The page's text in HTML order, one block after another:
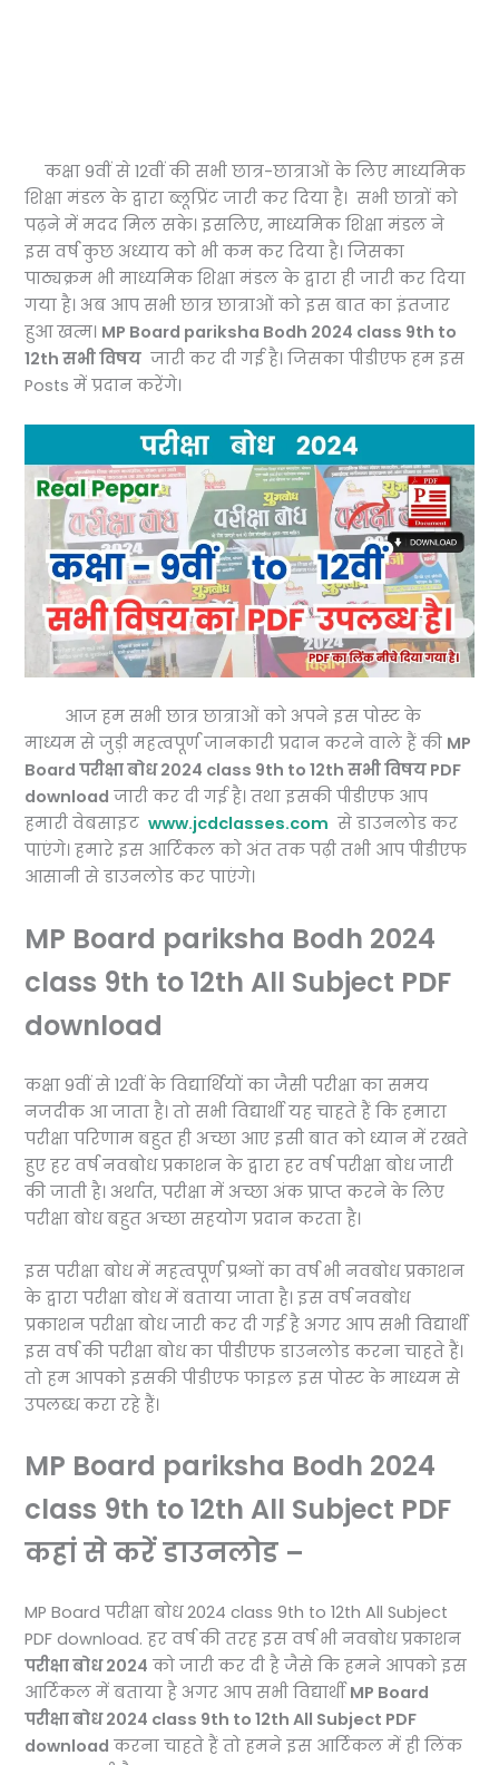
कक्षा 9वीं से 12वीं की सभी छात्र-छात्राओं के लिए माध्यमिक
शिक्षा मंडल के द्वारा ब्लूप्रिंट जारी कर दिया है। सभी छात्रों को
पढ़ने में मदद मिल सके। इसलिए, माध्यमिक शिक्षा मंडल ने
इस वर्ष कुछ अध्याय को भी कम कर दिया है। जिसका
पाठ्यक्रम भी माध्यमिक शिक्षा मंडल के द्वारा ही जारी कर दिया
गया है। अब आप सभी छात्र छात्राओं को इस बात का इंतजार
हुआ खत्म। MP Board pariksha Bodh 2024 class 9th to
12th सभी विषय जारी कर दी गई है। जिसका पीडीएफ हम इस
Posts में प्रदान करेंगे।
आज हम सभी छात्र छात्राओं को अपने इस पोस्ट के
माध्यम से जुड़ी महत्वपूर्ण जानकारी प्रदान करने वाले हैं की MP
Board परीक्षा बोध 2024 class 9th to 12th सभी विषय PDF
download जारी कर दी गई है। तथा इसकी पीडीएफ आप
हमारी वेबसाइटwww.jcdclasses.com से डाउनलोड कर
पाएंगे। हमारे इस आर्टिकल को अंत तक पढ़ी तभी आप पीडीएफ
आसानी से डाउनलोड कर पाएंगे।
MP Board pariksha Bodh 2024
class 9th to 12th All Subject PDF
download
कक्षा 9वीं से 12वीं के विद्यार्थियों का जैसी परीक्षा का समय
नजदीक आ जाता है। तो सभी विद्यार्थी यह चाहते हैं कि हमारा
परीक्षा परिणाम बहुत ही अच्छा आए इसी बात को ध्यान में रखते
हुए हर वर्ष नवबोध प्रकाशन के द्वारा हर वर्ष परीक्षा बोध जारी
की जाती है। अर्थात, परीक्षा में अच्छा अंक प्राप्त करने के लिए
परीक्षा बोध बहुत अच्छा सहयोग प्रदान करता है।
इस परीक्षा बोध में महत्वपूर्ण प्रश्नों का वर्ष भी नवबोध प्रकाशन
के द्वारा परीक्षा बोध में बताया जाता है। इस वर्ष नवबोध
प्रकाशन परीक्षा बोध जारी कर दी गई है अगर आप सभी विद्यार्थी
इस वर्ष की परीक्षा बोध का पीडीएफ डाउनलोड करना चाहते हैं।
तो हम आपको इसकी पीडीएफ फाइल इस पोस्ट के माध्यम से
उपलब्ध करा रहे हैं।
MP Board pariksha Bodh 2024
class 9th to 12th All Subject PDF
कहां से करें डाउनलोड –
MP Board परीक्षा बोध 2024 class 9th to 12th All Subject
PDF download. हर वर्ष की तरह इस वर्ष भी नवबोध प्रकाशन
परीक्षा बोध 2024 को जारी कर दी है जैसे कि हमने आपको इस
आर्टिकल में बताया है अगर आप सभी विद्यार्थी MP Board
परीक्षा बोध 2024 class 9th to 12th All Subject PDF
download करना चाहते हैं तो हमने इस आर्टिकल में ही लिंक